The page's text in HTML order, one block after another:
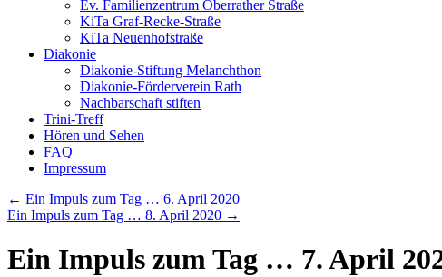
Ev. Familienzentrum Oberrather Straße
KiTa Graf-Recke-Straße
KiTa Neuenhofstraße
Diakonie
Diakonie-Stiftung Melanchthon
Diakonie-Förderverein Rath
Nachbarschaft stiften
Trini-Treff
Hören und Sehen
FAQ
Impressum
← Ein Impuls zum Tag … 6. April 2020
Ein Impuls zum Tag … 8. April 2020 →
Ein Impuls zum Tag … 7. April